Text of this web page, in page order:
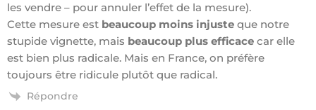
les vendre – pour annuler l’effet de la mesure).
Cette mesure est beaucoup moins injusteque notre
stupide vignette, mais beaucoup plus efficacecar elle
est bien plus radicale. Mais en France, on préfère
toujours être ridicule plutôt que radical.
Répondre